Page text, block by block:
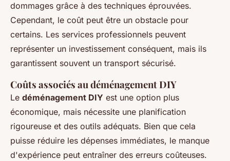
dommages grâce à des techniques éprouvées.
Cependant, le coût peut être un obstacle pour
certains. Les services professionnels peuvent
représenter un investissement conséquent, mais ils
garantissent souvent un transport sécurisé.
Coûts associés au déménagement DIY
Le déménagement DIY est une option plus
économique, mais nécessite une planification
rigoureuse et des outils adéquats. Bien que cela
puisse réduire les dépenses immédiates, le manque
d'expérience peut entraîner des erreurs coûteuses.